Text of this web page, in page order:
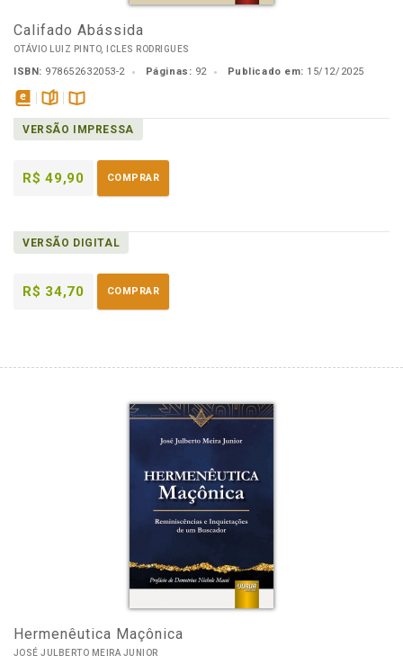
Califado Abássida
OTÁVIO LUIZ PINTO, ICLES RODRIGUES
ISBN: 978652632053-2 Páginas: 92 Publicado em: 15/12/2025
disponível
em
páginasDisponível
na
VERSÃO IMPRESSA
R$ 49,90 COMPRAR
VERSÃO DIGITAL
R$ 34,70 COMPRAR
Hermenêutica Maçônica
JOSÉ JULBERTO MEIRA JUNIOR